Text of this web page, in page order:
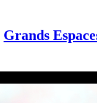
Grands